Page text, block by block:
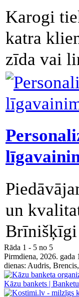
Karogi
katra
zīda vai
un
Rāda 1 - 5 no 5
Pirmdiena, 2026. gada
dienas: Audris,